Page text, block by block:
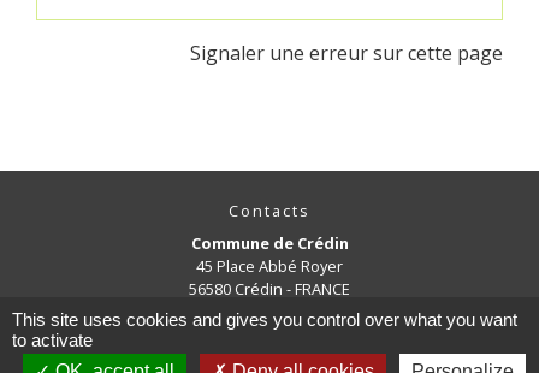
Signaler une erreur sur cette page
Contacts
Commune de Crédin
45 Place Abbé Royer
56580 Crédin - FRANCE
+33 2 97 38 97 33
Contact par formulaire
This site uses cookies and gives you control over what you want
to activate